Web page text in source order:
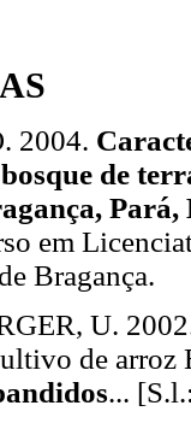
2004.
de
Pará,
em
Bragança.
U. 2002.
de
...